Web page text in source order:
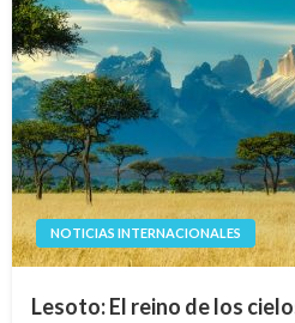
NOTICIAS INTERNACIONALES
Lesoto: El reino de los